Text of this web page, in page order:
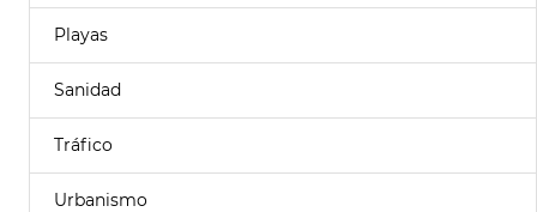
Playas
Sanidad
Tráfico
Urbanismo